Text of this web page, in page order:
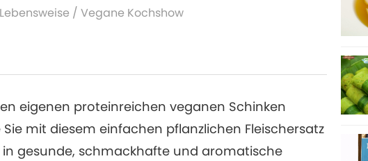
/Vegane Kochshow
eigenen proteinreichen veganen Schinken
Sie mit diesem einfachen pflanzlichen Fleischersatz
gesunde, schmackhafte und aromatische